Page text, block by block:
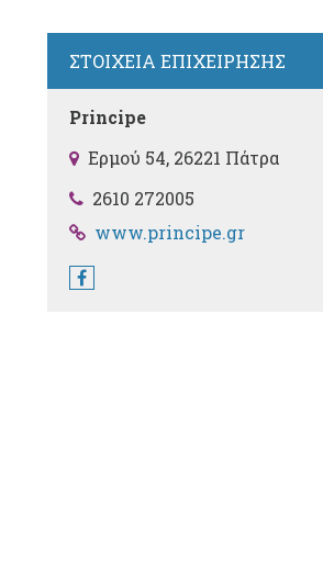
ΣΤΟΙΧΕΙΑ ΕΠΙΧΕΙΡΗΣΗΣ
Principe
Ερμού 54, 26221 Πάτρα
2610 272005
www.principe.gr